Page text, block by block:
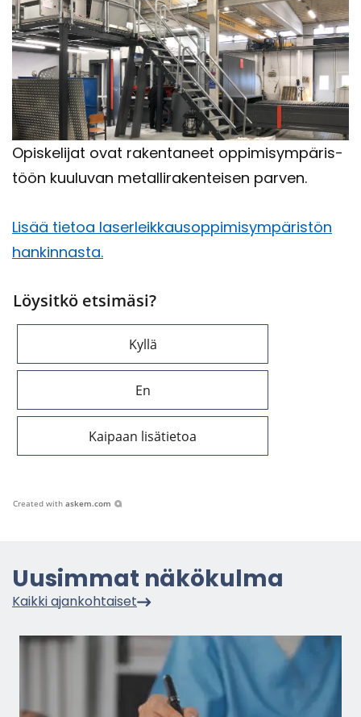
Opis­ke­li­jat ovat ra­ken­ta­neet op­pi­mi­sym­pä­ris­
töön kuu­lu­van me­tal­li­ra­ken­tei­sen par­ven.
Lisää tie­toa la­ser­leik­kausop­pi­mi­sym­pä­ris­tön
han­kin­nas­ta.
Löysitkö etsimäsi?
Kyllä
En
Kaipaan lisätietoa
Created with askem.com
Uusim­mat nä­kö­kul­ma
Kaik­ki ajan­koh­tai­set